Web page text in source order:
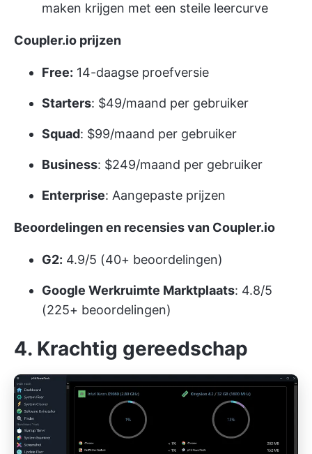
maken krijgen met een steile leercurve
Coupler.io prijzen
Free: 14-daagse proefversie
Starters: $49/maand per gebruiker
Squad: $99/maand per gebruiker
Business: $249/maand per gebruiker
Enterprise: Aangepaste prijzen
Beoordelingen en recensies van Coupler.io
G2: 4.9/5 (40+ beoordelingen)
Google Werkruimte Marktplaats: 4.8/5
(225+ beoordelingen)
4. Krachtig gereedschap